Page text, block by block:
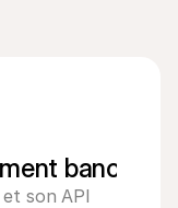
bancaire
son API